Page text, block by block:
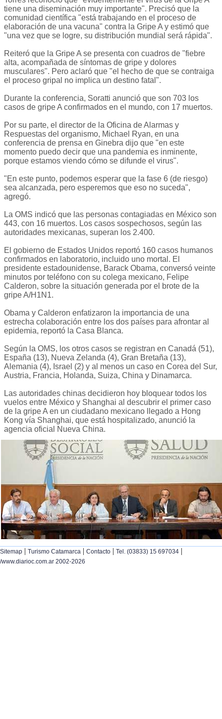
tiene una diseminación muy importante". Precisó que la
comunidad científica "está trabajando en el proceso de
elaboración de una vacuna" contra la Gripe A y estimó que
"una vez que se logre, su distribución mundial será rápida".
Reiteró que la Gripe A se presenta con cuadros de "fiebre
alta, acompañada de síntomas de gripe y dolores
musculares". Pero aclaró que "el hecho de que se contraiga
el proceso gripal no implica un destino fatal".
Durante la conferencia, Soratti anunció que son 703 los
casos de gripe A confirmados en el mundo, con 17 muertos.
Por su parte, el director de la Oficina de Alarmas y
Respuestas del organismo, Michael Ryan, en una
conferencia de prensa en Ginebra dijo que "en este
momento puedo decir que una pandemia es inminente,
porque estamos viendo cómo se difunde el virus".
"En este punto, podemos esperar que la fase 6 (de riesgo)
sea alcanzada, pero esperemos que eso no suceda",
agregó.
La OMS indicó que las personas contagiadas en México son
443, con 16 muertos. Los casos sospechosos, según las
autoridades mexicanas, superan los 2.400.
El gobierno de Estados Unidos reportó 160 casos humanos
confirmados en laboratorio, incluido uno mortal. El
presidente estadounidense, Barack Obama, conversó veinte
minutos por teléfono con su colega mexicano, Felipe
Calderon, sobre la situación generada por el brote de la
gripe A/H1N1.
Obama y Calderon enfatizaron la importancia de una
estrecha colaboración entre los dos países para afrontar al
epidemia, reportó la Casa Blanca.
Según la OMS, los otros casos se registran en Canadá (51),
España (13), Nueva Zelanda (4), Gran Bretaña (13),
Alemania (4), Israel (2) y al menos un caso en Corea del Sur,
Austria, Francia, Holanda, Suiza, China y Dinamarca.
Las autoridades chinas decidieron hoy bloquear todos los
vuelos entre México y Shanghai al descubrir el primer caso
de la gripe A en un ciudadano mexicano llegado a Hong
Kong vía Shanghai, que está hospitalizado, anunció la
agencia oficial Nueva China.
Sitemap | Turismo Catamarca | Contacto | Tel. (03833) 15 697034 |
/www.diarioc.com.ar 2002-2026